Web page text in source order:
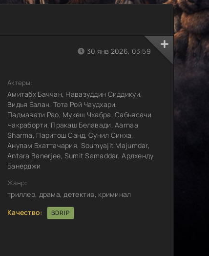
30 янв 2026, 03:59
Актеры:
Амитабх Баччан, Навазуддин Сиддикуи,
Видья Балан, Тота Рой Чаудхари,
Падмавати Рао, Мукеш Чхабра, Сабьясачи
Чакраборти, Пракаш Белавади, Aarnaa
Sharma, Паритош Санд, Сунил Синха,
Анупам Бхаттачария, Soumyajit Majumdar,
Antara Banerjee, Sumit Samaddar, Ардхенду
Банерджи
Жанр:
триллер, драма, детектив, криминал
Качество:
BDRIP